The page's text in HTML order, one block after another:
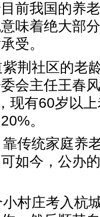
前我国的养
味着绝大部
承受。
荆社区的老
会主任王春
现有60岁以
20%。
传统家庭养
如今，公办
村庄考入杭